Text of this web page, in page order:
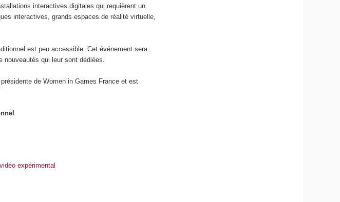
interactives digitales qui requièrent un
interactives, grands espaces de réalité virtuelle,
est peu accessible. Cet événement sera
nouveautés qui leur sont dédiées.
de Women in Games France et est
expérimental